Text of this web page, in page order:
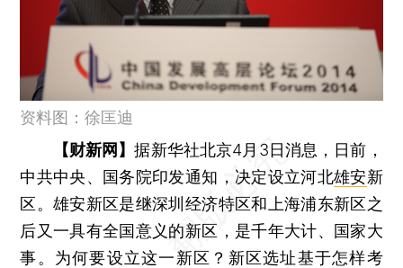
资料图：徐匡迪
【财新网】据新华社北京4月3日消息，日前，
中共中央、国务院印发通知，决定设立河北雄安新
区。雄安新区是继深圳经济特区和上海浦东新区之
后又一具有全国意义的新区，是千年大计、国家大
事。为何要设立这一新区？新区选址基于怎样考